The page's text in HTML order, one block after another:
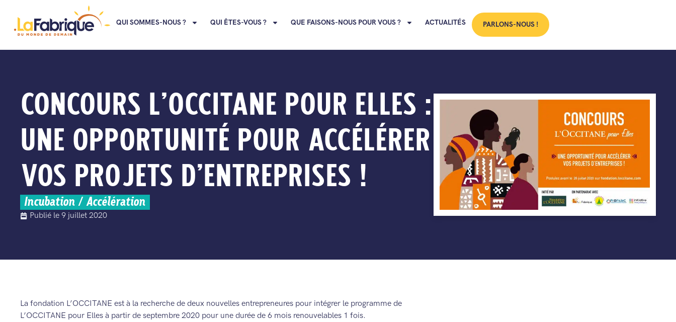
QUI SOMMES-NOUS ? QUI ÊTES-VOUS ? QUE FAISONS-NOUS POUR VOUS ? ACTUALITÉS PARLONS-NOUS !
CONCOURS L’OCCITANE POUR ELLES :
UNE OPPORTUNITÉ POUR ACCÉLÉRER
VOS PROJETS D’ENTREPRISES !
Incubation / Accélération
Publié le 9 juillet 2020
La fondation L’OCCITANE est à la recherche de deux nouvelles entrepreneures pour intégrer le programme de
L’OCCITANE pour Elles à partir de septembre 2020 pour une durée de 6 mois renouvelables 1 fois.